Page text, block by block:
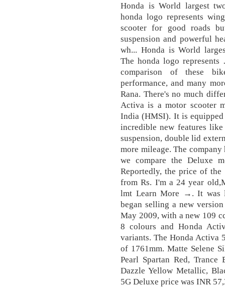
Honda is World largest
honda logo represents
scooter for good roads
suspension and powerful
wh... Honda is World
The honda logo
comparison of these
performance, and many
Rana. There's no much
Activa is a motor scooter
India (HMSI). It is
incredible new features
suspension, double lid
more mileage. The
we compare the Deluxe
Reportedly, the price of
from Rs. I'm a 24 year
lmt Learn More →. It was
began selling a new
May 2009, with a new 109
8 colours and Honda
variants. The Honda Activa
of 1761mm. Matte Selene
Pearl Spartan Red,
Dazzle Yellow Metallic,
5G Deluxe price was INR